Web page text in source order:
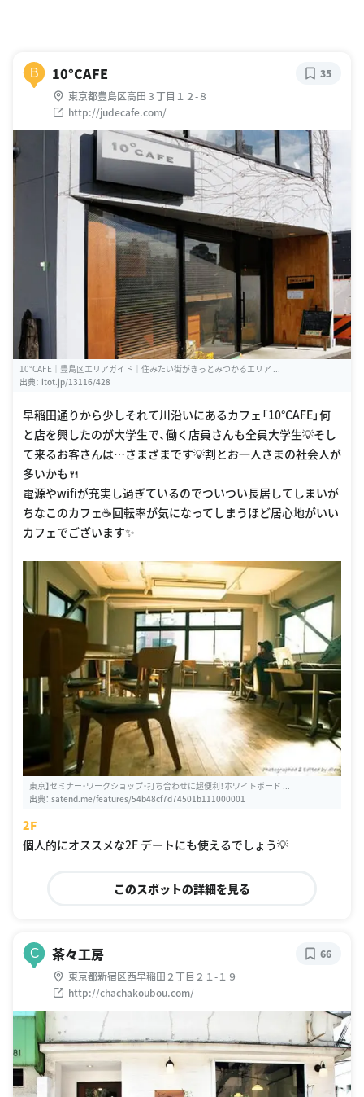
B 10°CAFE
東京都豊島区高田３丁目１２-８
http://judecafe.com/
35
10°CAFE｜豊島区エリアガイド｜住みたい街がきっとみつかるエリア ...
出典： itot.jp/13116/428
早稲田通りから少しそれて川沿いにあるカフェ「10°CAFE」何
と店を興したのが大学生で、働く店員さんも全員大学生💡そし
て来るお客さんは…さまざまです💡割とお一人さまの社会人が
多いかも🍴
電源やwifiが充実し過ぎているのでついつい長居してしまいが
ちなこのカフェ☕️回転率が気になってしまうほど居心地がいい
カフェでございます✨
東京】セミナー・ワークショップ・打ち合わせに超便利！ホワイトボード ...
出典： satend.me/features/54b48cf7d74501b111000001
2F
個人的にオススメな2F デートにも使えるでしょう💡
このスポットの詳細を見る
C 茶々工房
東京都新宿区西早稲田２丁目２１-１９
http://chachakoubou.com/
66